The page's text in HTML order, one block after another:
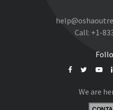
Call: +1-
We are